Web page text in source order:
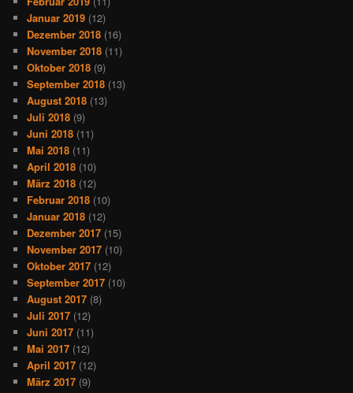
Januar 2019 (12)
Dezember 2018 (16)
November 2018 (11)
Oktober 2018 (9)
September 2018 (13)
August 2018 (13)
Juli 2018 (9)
Juni 2018 (11)
Mai 2018 (11)
April 2018 (10)
März 2018 (12)
Februar 2018 (10)
Januar 2018 (12)
Dezember 2017 (15)
November 2017 (10)
Oktober 2017 (12)
September 2017 (10)
August 2017 (8)
Juli 2017 (12)
Juni 2017 (11)
Mai 2017 (12)
April 2017 (12)
März 2017 (9)